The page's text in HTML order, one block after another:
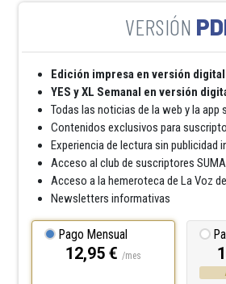
Edición impresa en versión digital
YES y XL Semanal en versión
Todas las noticias de la web y la app
Contenidos exclusivos para
Experiencia de lectura sin publicidad
Acceso al club de suscriptores
Acceso a la hemeroteca de La Voz
Newsletters informativas
Pago Mensual
12,95 € /mes